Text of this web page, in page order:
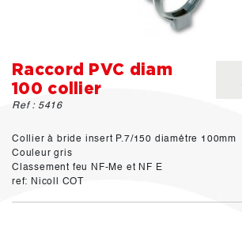
Raccord PVC diam
100 collier
Ref : 5416
Collier à bride insert P.7/150 diamétre 100mm
Couleur gris
Classement feu NF-Me et NF E
ref: Nicoll COT